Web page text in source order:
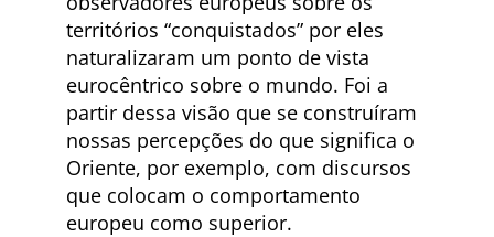
territórios “conquistados” por eles
naturalizaram um ponto de vista
eurocêntrico sobre o mundo. Foi a
partir dessa visão que se construíram
nossas percepções do que significa o
Oriente, por exemplo, com discursos
que colocam o comportamento
europeu como superior.